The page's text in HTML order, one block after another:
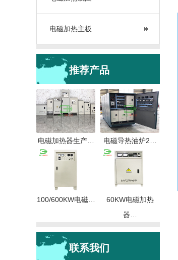
电磁加热主板
推荐产品
电磁加热器生产… 电磁导热油炉2…
100/600KW电磁…
60KW电磁加热
器…
联系我们